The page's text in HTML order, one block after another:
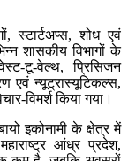
स्टार्टअप्स, शोध एवं
शासकीय विभागों के
टू-वेल्थ, प्रिसिजन
एवं न्यूट्रास्यूटिकल्स,
विमर्श किया गया।
इकोनामी के क्षेत्र में
आंध्र प्रदेश,